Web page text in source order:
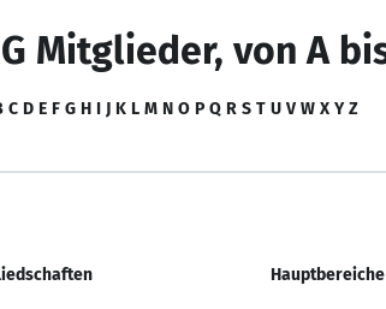
Mitglieder, von A
C D E F G H I J K L M N O P Q R S T U V W X Y Z
Hauptbereiche